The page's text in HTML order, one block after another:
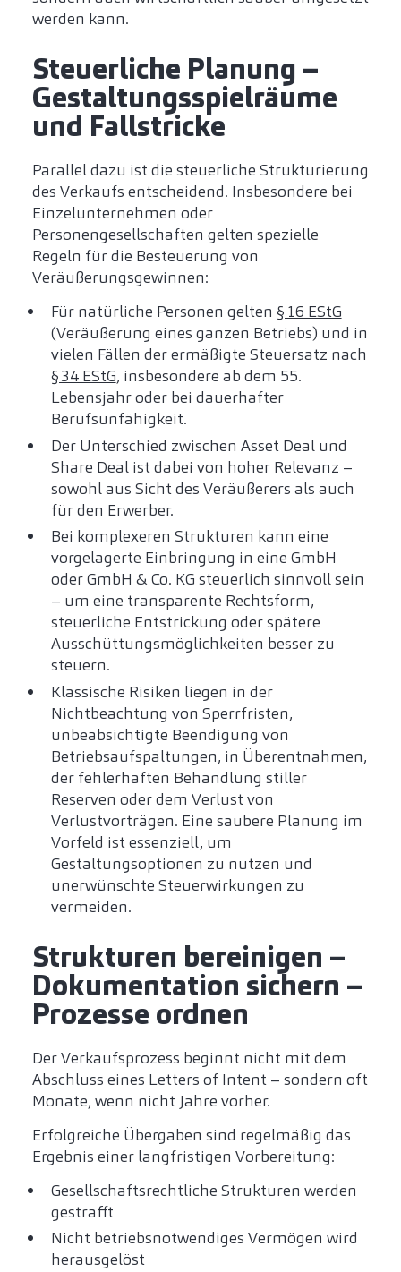
werden kann.
Steuerliche Planung –
Gestaltungsspielräume
und Fallstricke
Parallel dazu ist die steuerliche Strukturierung
des Verkaufs entscheidend. Insbesondere bei
Einzelunternehmen oder
Personengesellschaften gelten spezielle
Regeln für die Besteuerung von
Veräußerungsgewinnen:
Für natürliche Personen gelten § 16 EStG
(Veräußerung eines ganzen Betriebs) und in
vielen Fällen der ermäßigte Steuersatz nach
§ 34 EStG, insbesondere ab dem 55.
Lebensjahr oder bei dauerhafter
Berufsunfähigkeit.
Der Unterschied zwischen Asset Deal und
Share Deal ist dabei von hoher Relevanz –
sowohl aus Sicht des Veräußerers als auch
für den Erwerber.
Bei komplexeren Strukturen kann eine
vorgelagerte Einbringung in eine GmbH
oder GmbH & Co. KG steuerlich sinnvoll sein
– um eine transparente Rechtsform,
steuerliche Entstrickung oder spätere
Ausschüttungsmöglichkeiten besser zu
steuern.
Klassische Risiken liegen in der
Nichtbeachtung von Sperrfristen,
unbeabsichtigte Beendigung von
Betriebsaufspaltungen, in Überentnahmen,
der fehlerhaften Behandlung stiller
Reserven oder dem Verlust von
Verlustvorträgen. Eine saubere Planung im
Vorfeld ist essenziell, um
Gestaltungsoptionen zu nutzen und
unerwünschte Steuerwirkungen zu
vermeiden.
Strukturen bereinigen –
Dokumentation sichern –
Prozesse ordnen
Der Verkaufsprozess beginnt nicht mit dem
Abschluss eines Letters of Intent – sondern oft
Monate, wenn nicht Jahre vorher.
Erfolgreiche Übergaben sind regelmäßig das
Ergebnis einer langfristigen Vorbereitung:
Gesellschaftsrechtliche Strukturen werden
gestrafft
Nicht betriebsnotwendiges Vermögen wird
herausgelöst